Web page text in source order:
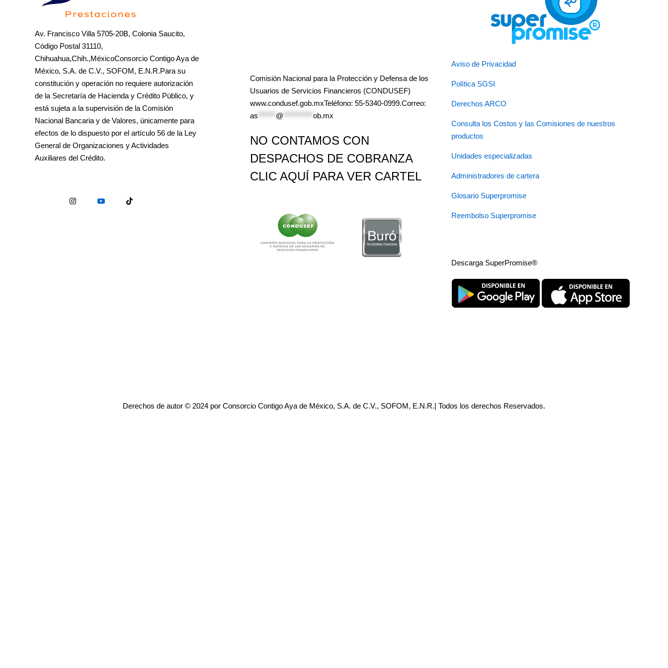
Av. Francisco Villa 5705-20B, Colonia Saucito,
Código Postal 31110,
Chihuahua,Chih.,MéxicoConsorcio Contigo Aya de
México, S.A. de C.V., SOFOM, E.N.R.Para su
constitución y operación no requiere autorización
de la Secretaría de Hacienda y Crédito Público, y
está sujeta a la supervisión de la Comisión
Nacional Bancaria y de Valores, únicamente para
efectos de lo dispuesto por el artículo 56 de la Ley
General de Organizaciones y Actividades
Auxiliares del Crédito.
Comisión Nacional para la Protección y Defensa de los
Usuarios de Servicios Financieros (CONDUSEF)
www.condusef.gob.mxTeléfono: 55-5340-0999.Correo:
as
@ ob.mx
NO CONTAMOS CON
DESPACHOS DE COBRANZA
CLIC AQUÍ PARA VER CARTEL
Aviso de Privacidad
Política SGSI
Derechos ARCO
Consulta los Costos y las Comisiones de nuestros
productos
Unidades especializadas
Administradores de cartera
Glosario Superpromise
Reembolso Superpromise
Descarga SuperPromise®
Derechos de autor © 2024 por Consorcio Contigo Aya de México, S.A. de C.V., SOFOM, E.N.R.| Todos los derechos Reservados.